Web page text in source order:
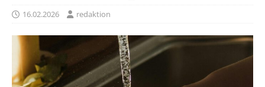
16.02.2026 redaktion